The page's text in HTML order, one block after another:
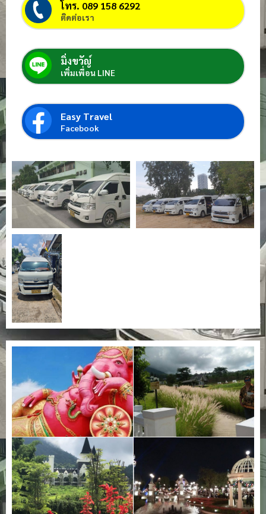
โทร. 089 158 6292
ติดต่อเรา
มิ่งขวัญ์
เพิ่มเพื่อน LINE
Easy Travel
Facebook